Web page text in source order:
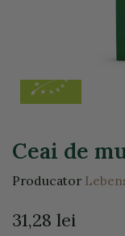
Ceai de
Producator
31,28 lei